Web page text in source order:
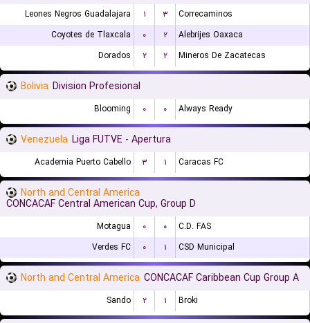
Leones Negros Guadalajara ۱ ۳
Correcaminos
Coyotes de Tlaxcala
۰ ۲
Alebrijes Oaxaca
Dorados
۲ ۲ Mineros De Zacatecas
Bolivia Division Profesional
Blooming ۰ ۰ Always Ready
Venezuela Liga FUTVE - Apertura
Academia Puerto Cabello ۳ ۱ Caracas FC
North and Central America
CONCACAF Central American Cup, Group D
Motagua ۰ ۰
C.D. FAS
Verdes FC
۰ ۱ CSD Municipal
North and Central America CONCACAF Caribbean Cup Group A
Sando ۲ ۱ Broki